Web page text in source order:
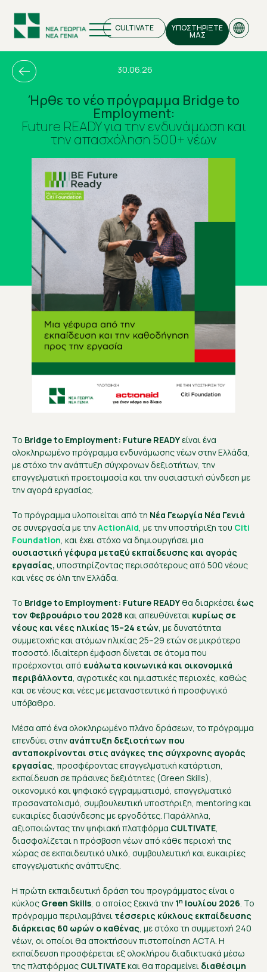
CULTIVATE ΥΠΟΣΤΗΡΙΞΤΕ
ΜΑΣ
30.06.26
Ήρθε το νέο πρόγραμμα Bridge to
Employment:
Future READY για την ενδυνάμωση και
την απασχόληση 500+ νέων
Το Bridge to Employment: Future READYείναι ένα
ολοκληρωμένο πρόγραμμα ενδυνάμωσης νέων στην Ελλάδα,
με στόχο την ανάπτυξη σύγχρονων δεξιοτήτων, την
επαγγελματική προετοιμασία και την ουσιαστική σύνδεση με
την αγορά εργασίας.
Το πρόγραμμα υλοποιείται από τη Νέα Γεωργία Νέα Γενιά
σε συνεργασία με τηνActionAid, με την υποστήριξη του Citi
Foundation, και έχει στόχο να δημιουργήσει μια
ουσιαστική γέφυρα μεταξύ εκπαίδευσης και αγοράς
εργασίας, υποστηρίζοντας περισσότερους από 500 νέους
και νέες σε όλη την Ελλάδα.
Το Bridgeto Employment: Future READY θα διαρκέσει έως
τον Φεβρουάριο του 2028 και απευθύνεται κυρίως σε
νέους και νέες ηλικίας 15–24 ετών, με δυνατότητα
συμμετοχής και ατόμων ηλικίας 25–29 ετών σε μικρότερο
ποσοστό. Ιδιαίτερη έμφαση δίνεται σε άτομα που
προέρχονται από ευάλωτα κοινωνικά και οικονομικά
περιβάλλοντα, αγροτικές και ημιαστικές περιοχές, καθώς
και σε νέους και νέες με μεταναστευτικό ή προσφυγικό
υπόβαθρο.
Μέσα από ένα ολοκληρωμένο πλάνο δράσεων, το πρόγραμμα
επενδύει στην ανάπτυξη δεξιοτήτων που
ανταποκρίνονται στις ανάγκες της σύγχρονης αγοράς
εργασίας, προσφέροντας επαγγελματική κατάρτιση,
εκπαίδευση σε πράσινες δεξιότητες (Green Skills),
οικονομικό και ψηφιακό εγγραμματισμό, επαγγελματικό
προσανατολισμό, συμβουλευτική υποστήριξη, mentoring και
ευκαιρίες διασύνδεσης με εργοδότες. Παράλληλα,
αξιοποιώντας την ψηφιακή πλατφόρμα CULTIVATE,
διασφαλίζεται η πρόσβαση νέων από κάθε περιοχή της
χώρας σε εκπαιδευτικό υλικό, συμβουλευτική και ευκαιρίες
επαγγελματικής ανάπτυξης.
Η πρώτη εκπαιδευτική δράση του προγράμματος είναι ο
κύκλος Green Skills, ο οποίος ξεκινά την 1η Ιουλίου 2026. Το
πρόγραμμα περιλαμβάνει τέσσερις κύκλους εκπαίδευσης
διάρκειας 60 ωρών ο καθένας, με στόχο τη συμμετοχή 240
νέων, οι οποίοι θα αποκτήσουν πιστοποίηση ACTA. Η
εκπαίδευση προσφέρεται εξ ολοκλήρου διαδικτυακά μέσω
της πλατφόρμας CULTIVATEκαι θα παραμείνει διαθέσιμη